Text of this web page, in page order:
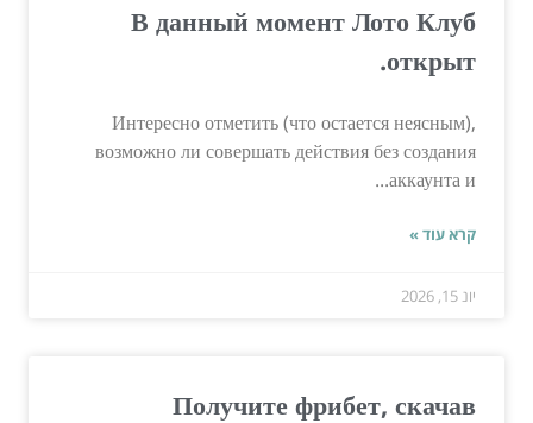
В данный момент Лото Клуб
открыт.
Интересно отметить (что остается неясным),
возможно ли совершать действия без создания
аккаунта и...
קרא עוד »
יונ 15, 2026
Получите фрибет, скачав